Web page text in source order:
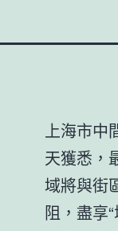
上海市中
天獲悉，
域將與街
阻，盡享